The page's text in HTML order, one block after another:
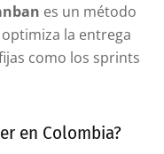
es un método
la entrega
como los sprints
en Colombia?